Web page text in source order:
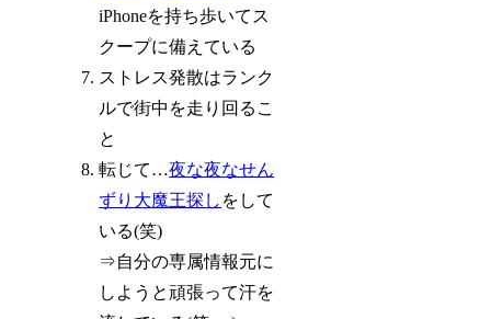
iPhoneを持ち歩いてス
クープに備えている
ストレス発散はランク
ルで街中を走り回るこ
と
転じて…夜な夜なせん
ずり大魔王探し をして
いる(笑)
⇒自分の専属情報元に
しようと頑張って汗を